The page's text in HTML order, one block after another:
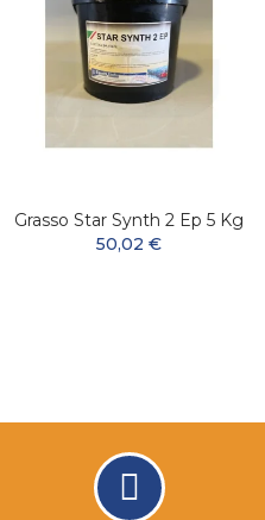
Grasso Star Synth 2 Ep 5 Kg
50,02 €